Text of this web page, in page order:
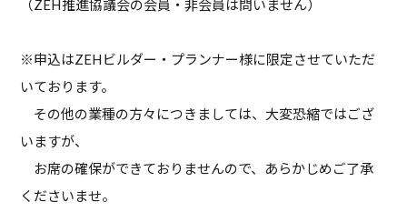
（ZEH推進協議会の会員・非会員は問いません）
※申込はZEHビルダー・プランナー様に限定させていただ
いております。
その他の業種の方々につきましては、大変恐縮ではござ
いますが、
お席の確保ができておりませんので、あらかじめご了承
くださいませ。